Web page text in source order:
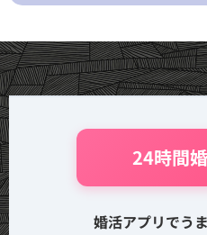
🤖 24時間
婚活アプリでう